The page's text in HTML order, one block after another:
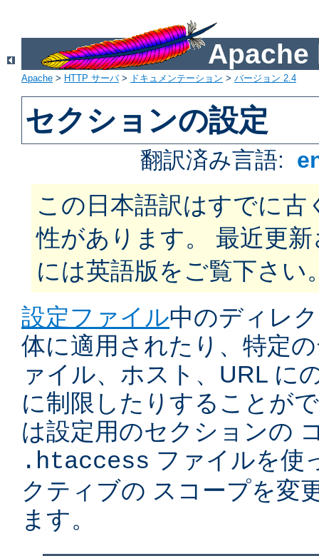
Apache
Apache > HTTP サーバ> ドキュメンテーション > バージョン 2.4
セクションの設定
翻訳済み言語:
この日本語訳はすでに古
性があります。 最近更
には英語版をご覧下さい
設定ファイル中のディレ
体に適用されたり、特定
ァイル、ホスト、URL に
に制限したりすることが
は設定用のセクションの
.htaccess ファイルを使
クティブの スコープを変
ます。